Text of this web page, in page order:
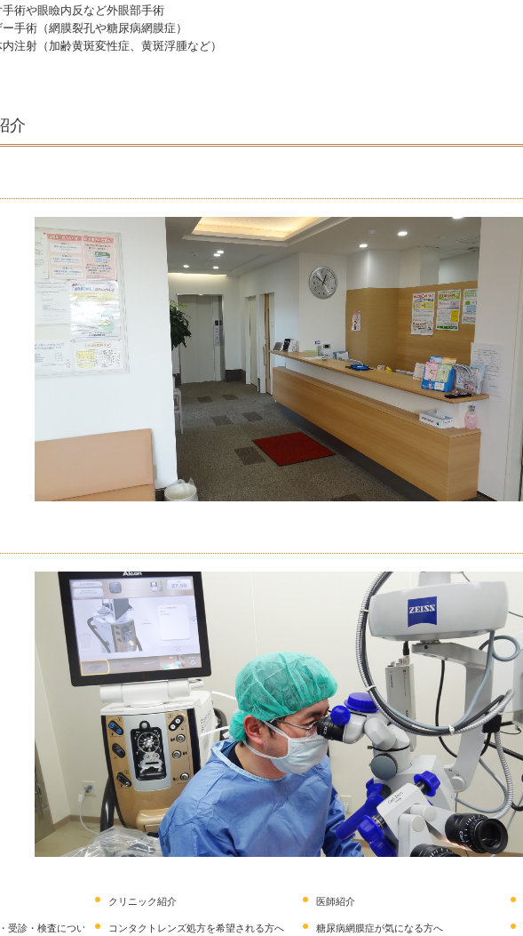
手術や眼瞼内反など外眼部手術
ー手術（網膜裂孔や糖尿病網膜症）
注射（加齢黄斑変性症、黄斑浮腫など）
介
クリニック紹介 医師紹介
受診・検査について） コンタクトレンズ処方を希望される方へ 糖尿病網膜症が気になる方へ